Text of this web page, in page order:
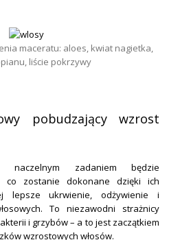
maceratu: aloes, kwiat nagietka,
liście pokrzywy
pobudzający wzrost
naczelnym zadaniem będzie
co zostanie dokonane dzięki ich
lepsze ukrwienie, odżywienie i
To niezawodni strażnicy
i grzybów – a to jest zaczątkiem
wzrostowych włosów.